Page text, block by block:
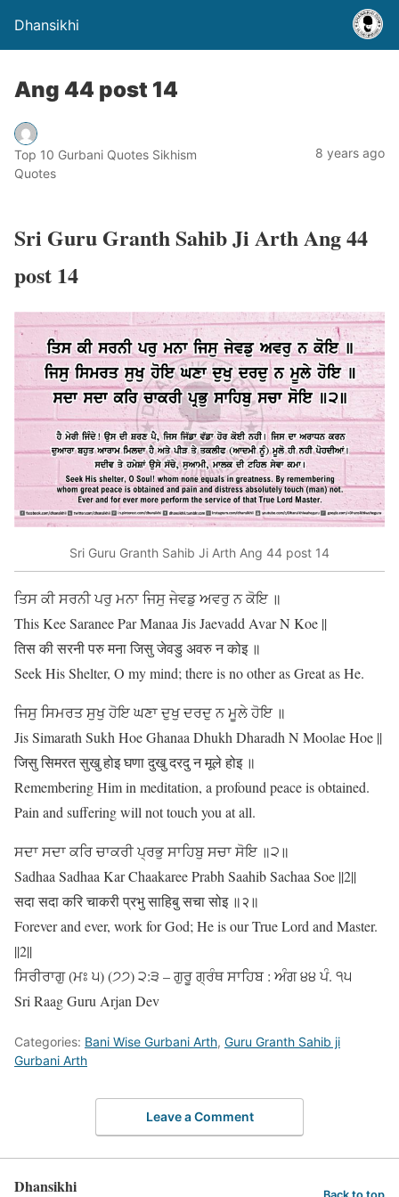
Dhansikhi
Ang 44 post 14
Top 10 Gurbani Quotes Sikhism
Quotes
8 years ago
Sri Guru Granth Sahib Ji Arth Ang 44
post 14
Sri Guru Granth Sahib Ji Arth Ang 44 post 14
ਤਿਸ ਕੀ ਸਰਨੀ ਪਰੁ ਮਨਾ ਜਿਸੁ ਜੇਵਡੁ ਅਵਰੁ ਨ ਕੋਇ ॥
This Kee Saranee Par Manaa Jis Jaevadd Avar N Koe ||
तिस की सरनी परु मना जिसु जेवडु अवरु न कोइ ॥
Seek His Shelter, O my mind; there is no other as Great as He.
ਜਿਸੁ ਸਿਮਰਤ ਸੁਖੁ ਹੋਇ ਘਣਾ ਦੁਖੁ ਦਰਦੁ ਨ ਮੂਲੇ ਹੋਇ ॥
Jis Simarath Sukh Hoe Ghanaa Dhukh Dharadh N Moolae Hoe ||
जिसु सिमरत सुखु होइ घणा दुखु दरदु न मूले होइ ॥
Remembering Him in meditation, a profound peace is obtained.
Pain and suffering will not touch you at all.
ਸਦਾ ਸਦਾ ਕਰਿ ਚਾਕਰੀ ਪ੍ਰਭੁ ਸਾਹਿਬੁ ਸਚਾ ਸੋਇ ॥੨॥
Sadhaa Sadhaa Kar Chaakaree Prabh Saahib Sachaa Soe ||2||
सदा सदा करि चाकरी प्रभु साहिबु सचा सोइ ॥२॥
Forever and ever, work for God; He is our True Lord and Master.
||2||
ਸਿਰੀਰਾਗੁ (ਮਃ ੫) (੭੭) ੨:੩ – ਗੁਰੂ ਗ੍ਰੰਥ ਸਾਹਿਬ : ਅੰਗ ੪੪ ਪੰ. ੧੫
Sri Raag Guru Arjan Dev
Categories: Bani Wise Gurbani Arth, Guru Granth Sahib ji
Gurbani Arth
Leave a Comment
Dhansikhi